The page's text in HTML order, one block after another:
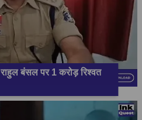
बंसल पर 1 करोड़ रिश्वत